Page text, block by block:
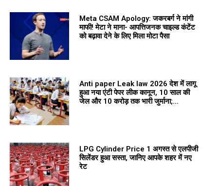
Meta CSAM Apology: जकरबर्ग ने मांगी
माफी! मेटा ने माना- आपत्तिजनक चाइल्ड कंटेंट
को बढ़ावा देने के लिए मिला मोटा पैसा
Anti paper Leak law 2026 देश में लागू
हुआ नया एंटी पेपर लीक कानून, 10 साल की
जेल और 10 करोड़ तक भारी जुर्माना;...
LPG Cylinder Price 1 अगस्त से एलपीजी
सिलेंडर हुआ सस्ता, जानिए आपके शहर में नए
रेट